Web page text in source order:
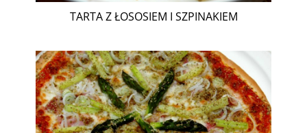
TARTA Z ŁOSOSIEM I SZPINAKIEM